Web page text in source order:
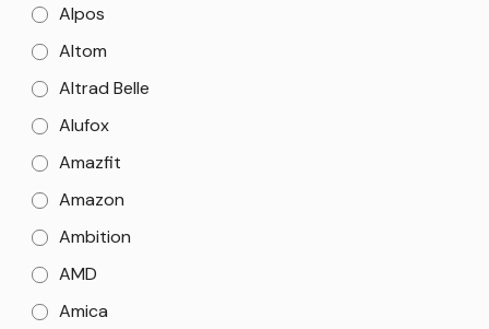
Alpos
Altom
Altrad Belle
Alufox
Amazfit
Amazon
Ambition
AMD
Amica